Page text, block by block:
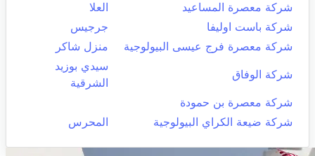
شركة معصرة المساعيد
العلا
شركة باست اوليفا
جرجيس
شركة معصرة فرج عيسى البيولوجية
منزل شاكر
شركة الوفاق
سيدي بوزيد
الشرقية
شركة معصرة بن حمودة
شركة ضيعة الكراي البيولوجية
المحرس